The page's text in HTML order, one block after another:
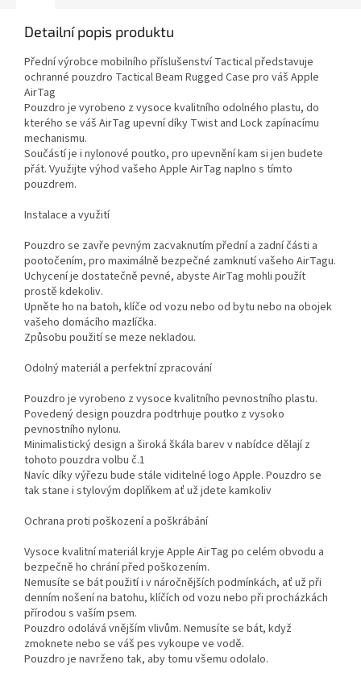
Detailní popis produktu
Přední výrobce mobilního příslušenství Tactical představuje
ochranné pouzdro Tactical Beam Rugged Case pro váš Apple
AirTag
Pouzdro je vyrobeno z vysoce kvalitního odolného plastu, do
kterého se váš AirTag upevní díky Twist and Lock zapínacímu
mechanismu.
Součástí je i nylonové poutko, pro upevnění kam si jen budete
přát. Využijte výhod vašeho Apple AirTag naplno s tímto
pouzdrem.
Instalace a využití
Pouzdro se zavře pevným zacvaknutím přední a zadní části a
pootočením, pro maximálně bezpečné zamknutí vašeho AirTagu.
Uchycení je dostatečně pevné, abyste AirTag mohli použít
prostě kdekoliv.
Upněte ho na batoh, klíče od vozu nebo od bytu nebo na obojek
vašeho domácího mazlíčka.
Způsobu použití se meze nekladou.
Odolný materiál a perfektní zpracování
Pouzdro je vyrobeno z vysoce kvalitního pevnostního plastu.
Povedený design pouzdra podtrhuje poutko z vysoko
pevnostního nylonu.
Minimalistický design a široká škála barev v nabídce dělají z
tohoto pouzdra volbu č.1
Navíc díky výřezu bude stále viditelné logo Apple. Pouzdro se
tak stane i stylovým doplňkem ať už jdete kamkoliv
Ochrana proti poškození a poškrábání
Vysoce kvalitní materiál kryje Apple AirTag po celém obvodu a
bezpečně ho chrání před poškozením.
Nemusíte se bát použití i v náročnějších podmínkách, ať už při
denním nošení na batohu, klíčích od vozu nebo při procházkách
přírodou s vaším psem.
Pouzdro odolává vnějším vlivům. Nemusíte se bát, když
zmoknete nebo se váš pes vykoupe ve vodě.
Pouzdro je navrženo tak, aby tomu všemu odolalo.